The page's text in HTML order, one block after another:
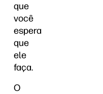
que
você
espera
que
ele
faça.
O